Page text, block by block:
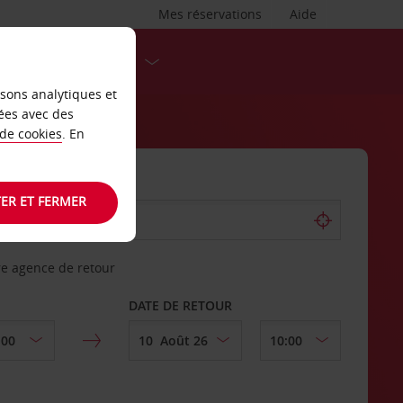
Aide
Mes réservations
agence de retour
DATE DE RETOUR
analytiques et
avec des
cookies. En
ET FERMER